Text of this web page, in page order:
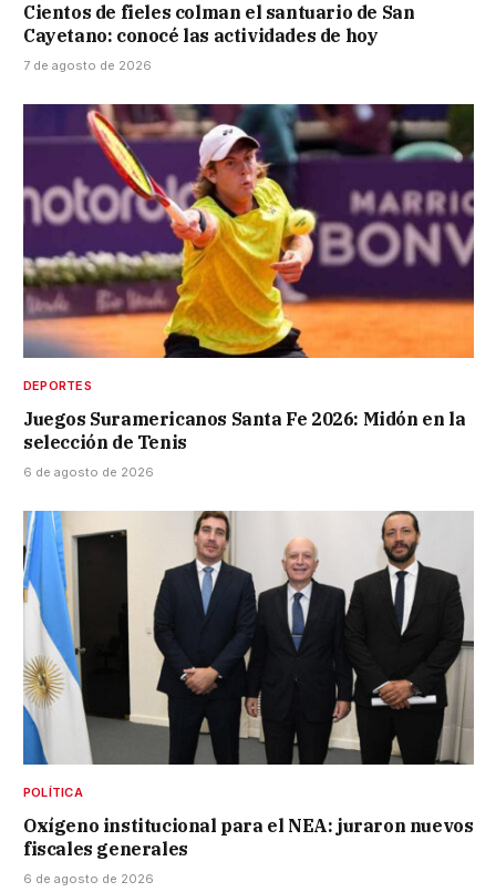
Cientos de fieles colman el santuario de San
Cayetano: conocé las actividades de hoy
7 de agosto de 2026
DEPORTES
Juegos Suramericanos Santa Fe 2026: Midón en la
selección de Tenis
6 de agosto de 2026
POLÍTICA
Oxígeno institucional para el NEA: juraron nuevos
fiscales generales
6 de agosto de 2026